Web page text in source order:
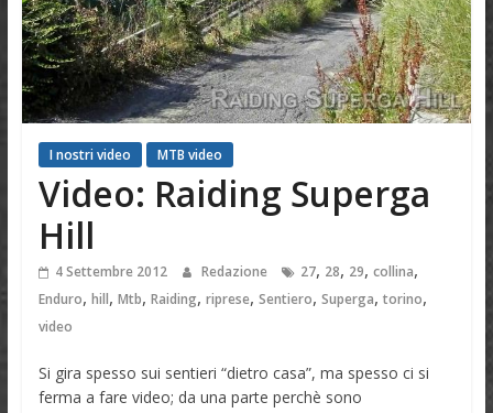
I nostri video MTB video
Video: Raiding Superga
Hill
4 Settembre 2012 Redazione 27, 28, 29, collina,
Enduro, hill, Mtb, Raiding, riprese, Sentiero, Superga, torino,
video
Si gira spesso sui sentieri “dietro casa”, ma spesso ci si
ferma a fare video; da una parte perchè sono